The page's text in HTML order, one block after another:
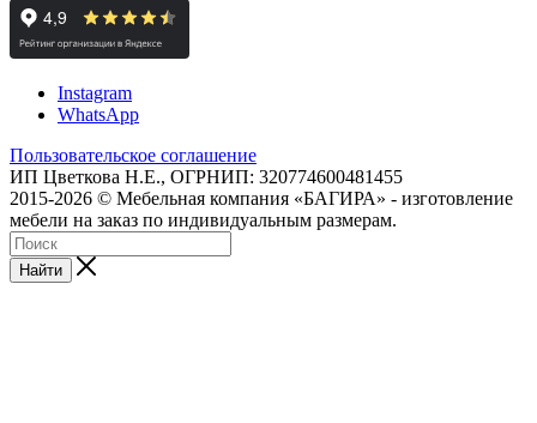
Instagram
WhatsApp
Пользовательское соглашение
ИП Цветкова Н.Е., ОГРНИП: 320774600481455
2015-2026 © Мебельная компания «БАГИРА» - изготовление
мебели на заказ по индивидуальным размерам.
Найти